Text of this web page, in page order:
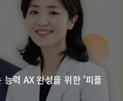
력 AX 완성을 위한 '피플